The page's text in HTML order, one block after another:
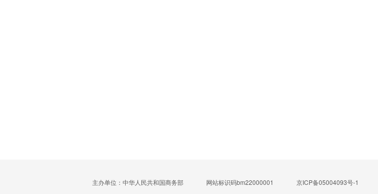
主办单位：中华人民共和国商务部 网站标识码bm22000001 京ICP备05004093号-1